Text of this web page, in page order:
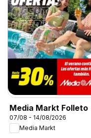
Media Markt Folleto
07/08 - 14/08/2026
Media Markt